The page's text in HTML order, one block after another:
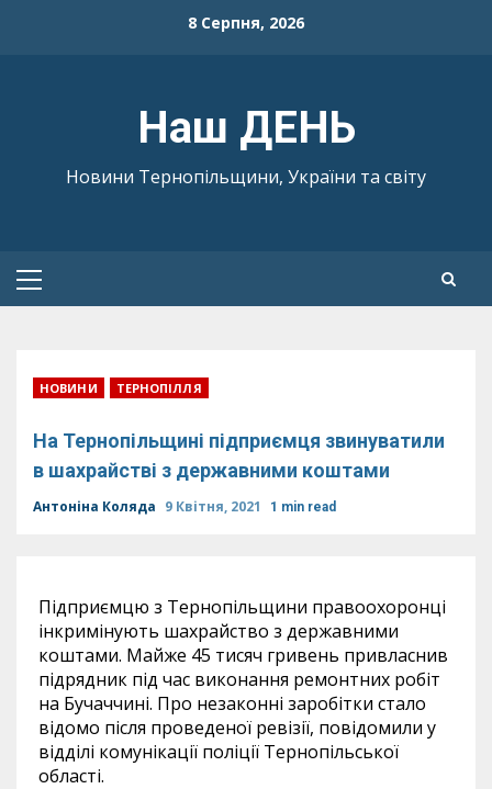
8 Серпня, 2026
Наш ДЕНЬ
Новини Тернопільщини, України та світу
Primary
НОВИНИ ТЕРНОПІЛЛЯ
На Тернопільщині підприємця звинуватили
в шахрайстві з державними коштами
Антоніна Коляда 9 Квітня, 2021 1 min read
Підприємцю з Тернопільщини правоохоронці
інкримінують шахрайство з державними
коштами. Майже 45 тисяч гривень привласнив
підрядник під час виконання ремонтних робіт
на Бучаччині. Про незаконні заробітки стало
відомо після проведеної ревізії, повідомили у
відділі комунікації поліції Тернопільської
області.